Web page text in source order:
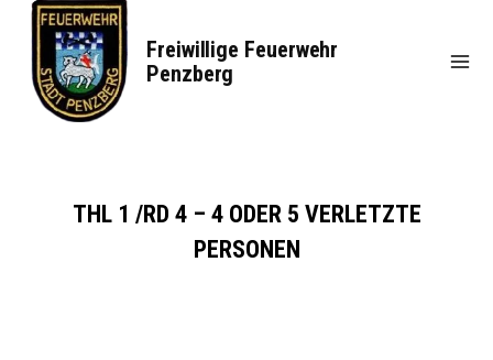
springen
Freiwillige Feuerwehr
Penzberg
THL 1 /RD 4 – 4 ODER 5 VERLETZTE
PERSONEN